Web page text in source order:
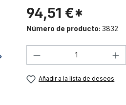
94,51 €*
Número de producto: 3832
Cantidad del
Añadir a la lista de deseos